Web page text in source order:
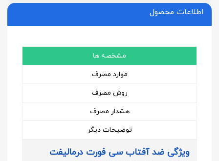
اطلاعات محصول
مشخصه ها
موارد مصرف
روش مصرف
هشدار مصرف
توضیحات دیگر
ویژگی ضد آفتاب سی فورت درمالیفت